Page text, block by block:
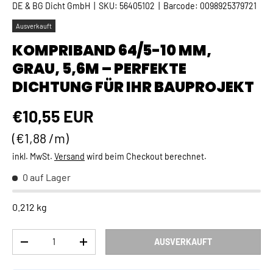
DE & BG Dicht GmbH SKU: 56405102 Barcode: 0098925379721
Ausverkauft
KOMPRIBAND 64/5-10 MM,
GRAU, 5,6M – PERFEKTE
DICHTUNG FÜR IHR BAUPROJEKT
Normaler Preis
€10,55 EUR
Grundpreis
€1,88 /m
inkl. MwSt. Versand wird beim Checkout berechnet.
0 auf Lager
0.212 kg
MENGE VERRINGERNMENGE ERHÖHEN AUSVERKAUFT